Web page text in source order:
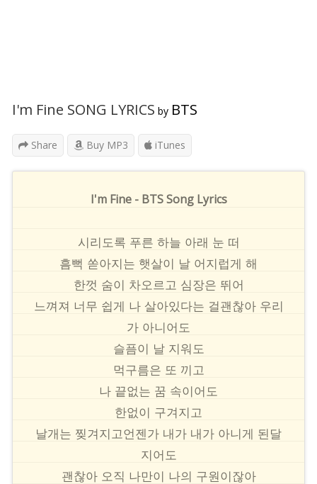
I'm Fine SONG LYRICS by BTS
Share Buy MP3 iTunes
I'm Fine - BTS Song Lyrics
시리도록 푸른 하늘 아래 눈 떠
흠뻑 쏟아지는 햇살이 날 어지럽게 해
한껏 숨이 차오르고 심장은 뛰어
느껴져 너무 쉽게 나 살아있다는 걸괜찮아 우리
가 아니어도
슬픔이 날 지워도
먹구름은 또 끼고
나 끝없는 꿈 속이어도
한없이 구겨지고
날개는 찢겨지고언젠가 내가 내가 아니게 된달
지어도
괜찮아 오직 나만이 나의 구원이잖아